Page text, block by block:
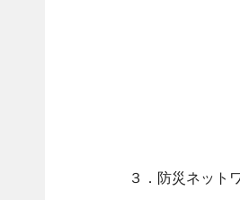
３．防災ネット